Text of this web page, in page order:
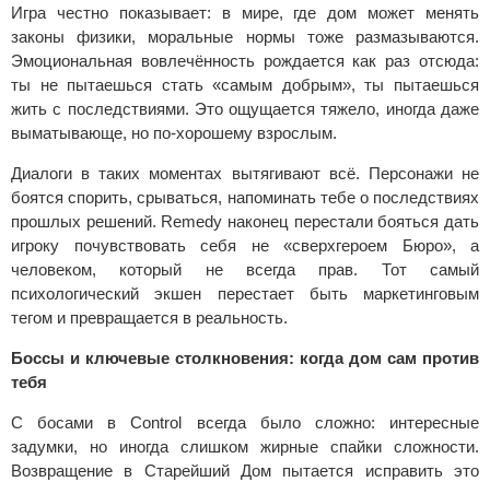
Игра честно показывает: в мире, где дом может менять
законы физики, моральные нормы тоже размазываются.
Эмоциональная вовлечённость рождается как раз отсюда:
ты не пытаешься стать «самым добрым», ты пытаешься
жить с последствиями. Это ощущается тяжело, иногда даже
выматывающе, но по-хорошему взрослым.
Диалоги в таких моментах вытягивают всё. Персонажи не
боятся спорить, срываться, напоминать тебе о последствиях
прошлых решений. Remedy наконец перестали бояться дать
игроку почувствовать себя не «сверхгероем Бюро», а
человеком, который не всегда прав. Тот самый
психологический экшен перестает быть маркетинговым
тегом и превращается в реальность.
Боссы и ключевые столкновения: когда дом сам против
тебя
С босами в Control всегда было сложно: интересные
задумки, но иногда слишком жирные спайки сложности.
Возвращение в Старейший Дом пытается исправить это